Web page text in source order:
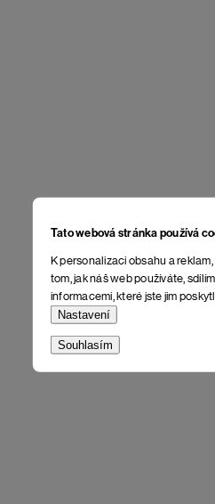
Tato webová stránka používá
K personalizaci obsahu a
tom, jak náš web používáte,
informacemi, které jste jim
Nastavení
Souhlasím